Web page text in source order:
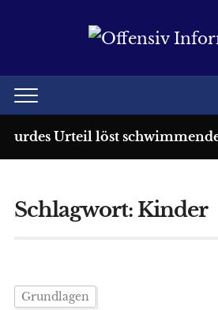
Urteil löst
Schlagwort: Kinder
Grundlagen